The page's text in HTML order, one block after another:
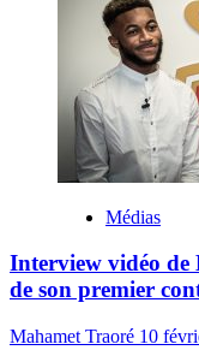
Médias
Interview vidéo de
de son premier
Mahamet Traoré 10